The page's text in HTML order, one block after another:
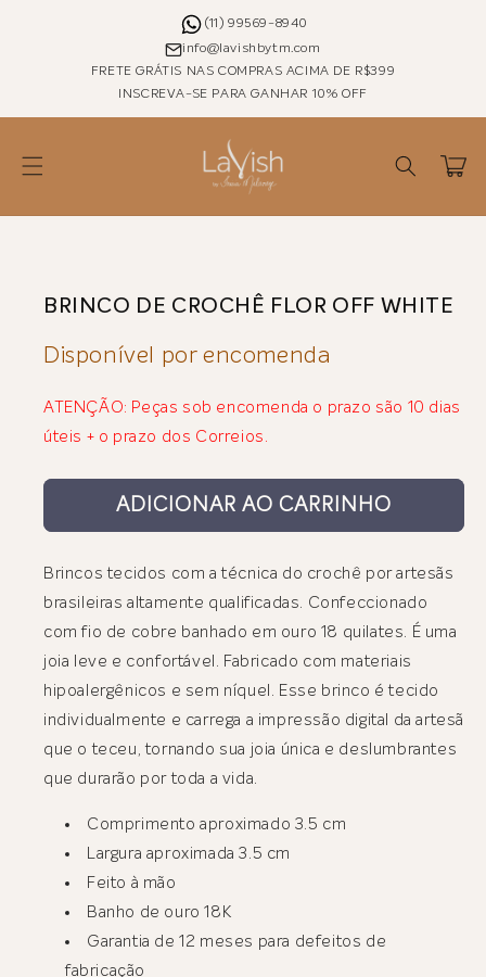
(11) 99569-8940
info@lavishbytm.com
FRETE GRÁTIS NAS COMPRAS ACIMA DE R$399
INSCREVA-SE PARA GANHAR 10% OFF
Carrinho
BRINCO DE CROCHÊ FLOR OFF WHITE
Disponível por encomenda
ATENÇÃO: Peças sob encomenda o prazo são 10 dias
úteis + o prazo dos Correios.
ADICIONAR AO CARRINHO
Brincos tecidos com a técnica do crochê por artesãs
brasileiras altamente qualificadas. Confeccionado
com fio de cobre banhado em ouro 18 quilates. É uma
joia leve e confortável. Fabricado com materiais
hipoalergênicos e sem níquel. Esse brinco é tecido
individualmente e carrega a impressão digital da artesã
que o teceu, tornando sua joia única e deslumbrantes
que durarão por toda a vida.
Comprimento aproximado 3.5 cm
Largura aproximada 3.5 cm
Feito à mão
Banho de ouro 18K
Garantia de 12 meses para defeitos de
fabricação